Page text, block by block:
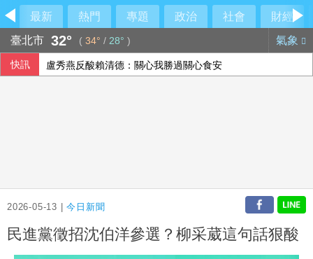
最新 熱門 專題 政治 社會
財經
臺北市 32° ( 34° / 28° ) 氣象
快訊 盧秀燕反酸賴清德：關心我勝過關心食安
2026-05-13 |今日新聞
民進黨徵招沈伯洋參選？柳采葳這句話狠酸